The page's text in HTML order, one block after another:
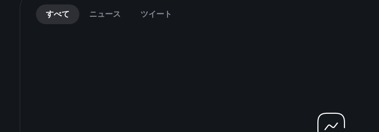
すべて ニュース ツイート